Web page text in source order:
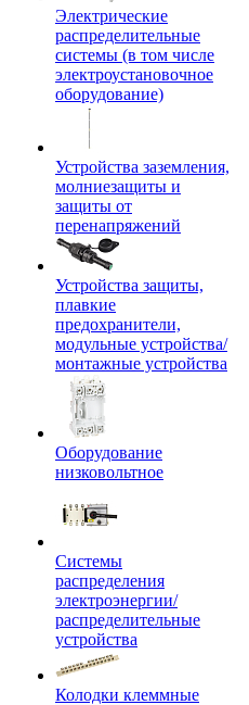
Электрические
распределительные
системы (в том числе
электроустановочное
оборудование)
Устройства заземления,
молниезащиты и
защиты от
перенапряжений
Устройства защиты,
плавкие
предохранители,
модульные устройства/
монтажные устройства
Оборудование
низковольтное
Системы
распределения
электроэнергии/
распределительные
устройства
Колодки клеммные